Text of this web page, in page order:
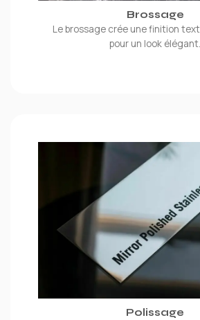
Brossage
Le brossage crée une finition
pour un look élégant.
Polissage